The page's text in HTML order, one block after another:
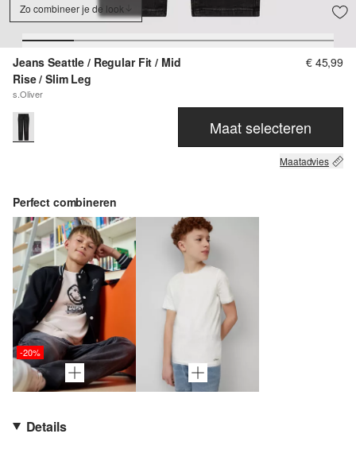
Zo combineer je de look
Jeans Seattle / Regular Fit / Mid
Rise / Slim Leg
s.Oliver
€ 45,99
Maat selecteren
Maatadvies
Perfect combineren
-20%
Details